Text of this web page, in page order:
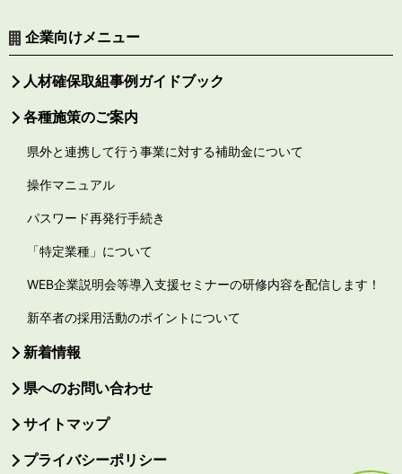
企業向けメニュー
人材確保取組事例ガイドブック
各種施策のご案内
県外と連携して行う事業に対する補助金について
操作マニュアル
パスワード再発行手続き
「特定業種」について
WEB企業説明会等導入支援セミナーの研修内容を配信します！
新卒者の採用活動のポイントについて
新着情報
県へのお問い合わせ
サイトマップ
プライバシーポリシー